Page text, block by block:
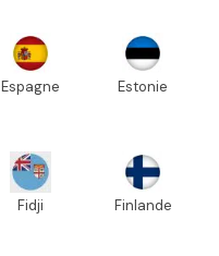
Espagne Estonie
Fidji Finlande